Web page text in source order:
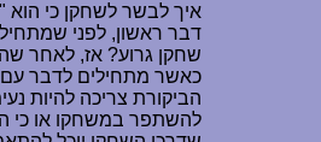
איך לבשר לשחקן כי
דבר ראשון, לפני
שחקן גרוע? אז, לאחר
כאשר מתחילים לדבר עם
הביקורת צריכה להיות
להשתפר במשחקו או כי